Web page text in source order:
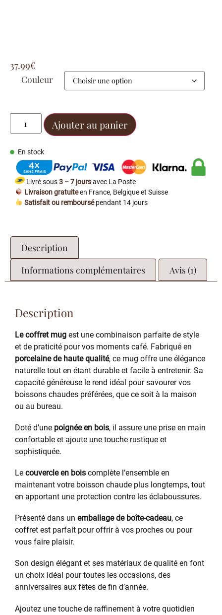
37.99€
Couleur
Ajouter au panier
En stock
Livré sous3 – 7 joursavec La Poste
Livraison gratuiteen France, Belgique et Suisse
Satisfait ou remboursépendant 14 jours
Description
Informations complémentaires
Avis (1)
Description
Le coffret mug est une combinaison parfaite de style
et de praticité pour vos moments café. Fabriqué en
porcelaine de haute qualité, ce mug offre une élégance
naturelle tout en étant durable et facile à entretenir. Sa
capacité généreuse le rend idéal pour savourer vos
boissons chaudes préférées, que ce soit à la maison
ou au bureau.
Doté d’une poignée en bois, il assure une prise en main
confortable et ajoute une touche rustique et
sophistiquée.
Le couvercle en bois complète l’ensemble en
maintenant votre boisson chaude plus longtemps, tout
en apportant une protection contre les éclaboussures.
Présenté dans un emballage de boîte-cadeau, ce
coffret est parfait pour offrir à vos proches ou pour
vous faire plaisir.
Son design élégant et ses matériaux de qualité en font
un choix idéal pour toutes les occasions, des
anniversaires aux fêtes de fin d’année.
Ajoutez une touche de raffinement à votre quotidien